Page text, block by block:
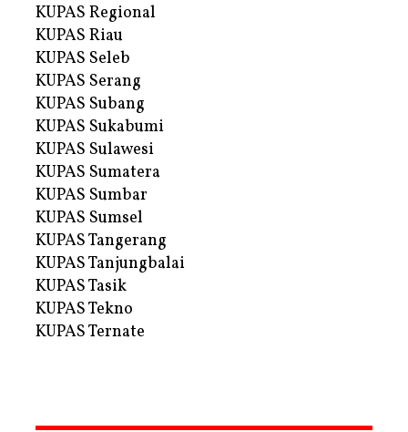
KUPAS Regional
KUPAS Riau
KUPAS Seleb
KUPAS Serang
KUPAS Subang
KUPAS Sukabumi
KUPAS Sulawesi
KUPAS Sumatera
KUPAS Sumbar
KUPAS Sumsel
KUPAS Tangerang
KUPAS Tanjungbalai
KUPAS Tasik
KUPAS Tekno
KUPAS Ternate